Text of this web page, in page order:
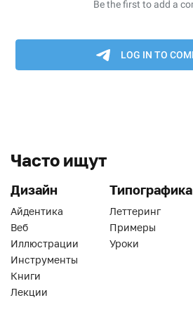
Часто ищут
Дизайн
Айдентика
Веб
Иллюстрации
Инструменты
Книги
Лекции
Типографика
Леттеринг
Примеры
Уроки